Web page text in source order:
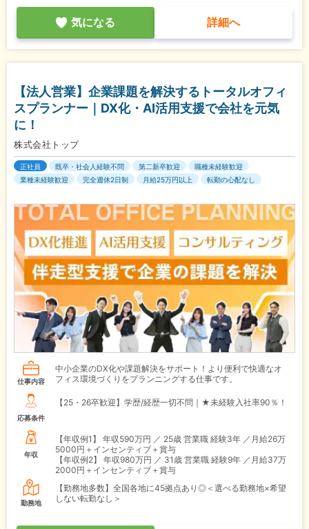
気になる 詳細へ
【法人営業】企業課題を解決するトータルオフィ
スプランナー｜DX化・AI活用支援で会社を元気
に！
株式会社トップ
正社員 既卒・社会人経験不問 第二新卒歓迎
職種未経験歓迎
業種未経験歓迎
完全週休2日制 月給25万円以上 転勤の心配なし
仕事内容
中小企業のDX化や課題解決をサポート！より便利で快適なオ
フィス環境づくりをプランニングする仕事です。
応募条件
【25・26卒歓迎】学歴/経歴一切不問｜★未経験入社率90％！
年収
【年収例1】
年収590万円 ／ 25歳 営業職 経験3年 ／月給26万
5000円＋インセンティブ＋賞与
【年収例2】
年収980万円 ／ 31歳 営業職 経験9年 ／月給37万
2000円＋インセンティブ＋賞与
勤務地
【勤務地多数】全国各地に45拠点あり◎＜選べる勤務地×希望
しない転勤なし＞